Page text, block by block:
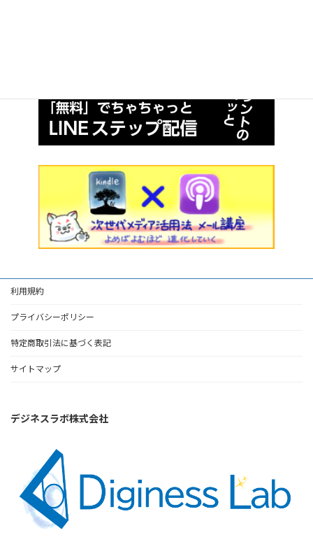
利用規約
プライバシーポリシー
特定商取引法に基づく表記
サイトマップ
デジネスラボ株式会社